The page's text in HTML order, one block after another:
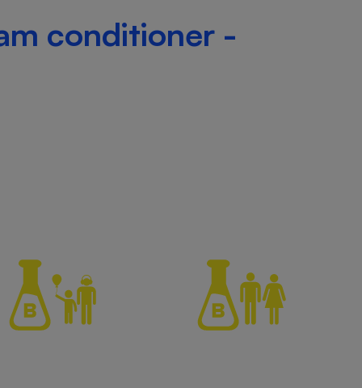
conditioner -